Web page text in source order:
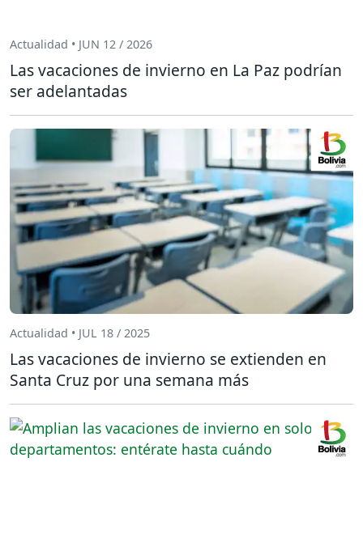
Actualidad • JUN 12 / 2026
Las vacaciones de invierno en La Paz podrían
ser adelantadas
Actualidad • JUL 18 / 2025
Las vacaciones de invierno se extienden en
Santa Cruz por una semana más